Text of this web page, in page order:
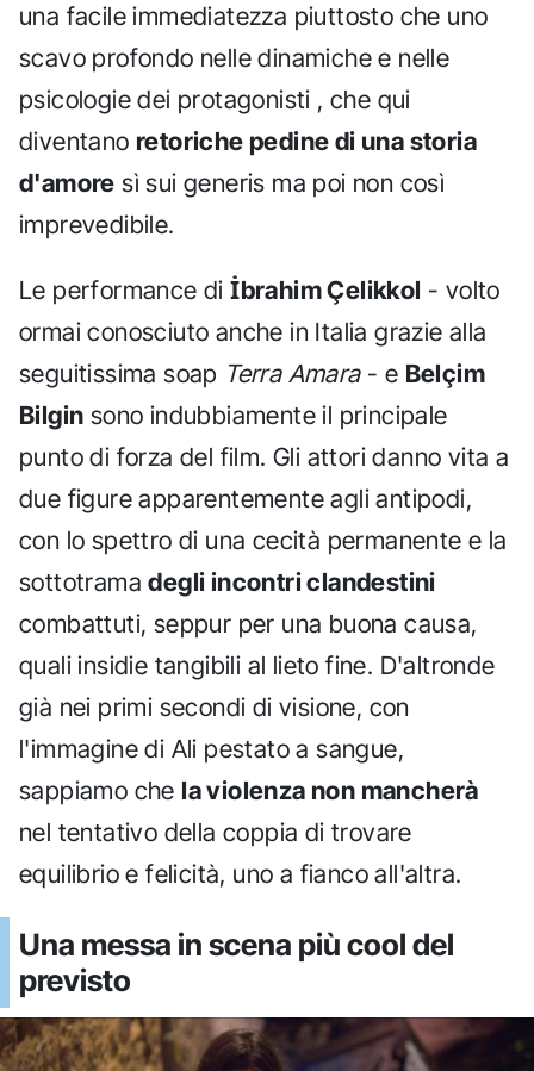
una facile immediatezza piuttosto che uno
scavo profondo nelle dinamiche e nelle
psicologie dei protagonisti , che qui
diventano retoriche pedine di una storia
d'amore sì sui generis ma poi non così
imprevedibile.
Le performance diİbrahim Çelikkol - volto
ormai conosciuto anche in Italia grazie alla
seguitissima soap Terra Amara- e Belçim
Bilgin sono indubbiamente il principale
punto di forza del film. Gli attori danno vita a
due figure apparentemente agli antipodi,
con lo spettro di una cecità permanente e la
sottotramadegli incontri clandestini
combattuti, seppur per una buona causa,
quali insidie tangibili al lieto fine. D'altronde
già nei primi secondi di visione, con
l'immagine di Ali pestato a sangue,
sappiamo che la violenza non mancherà
nel tentativo della coppia di trovare
equilibrio e felicità, uno a fianco all'altra.
Una messa in scena più cool del
previsto